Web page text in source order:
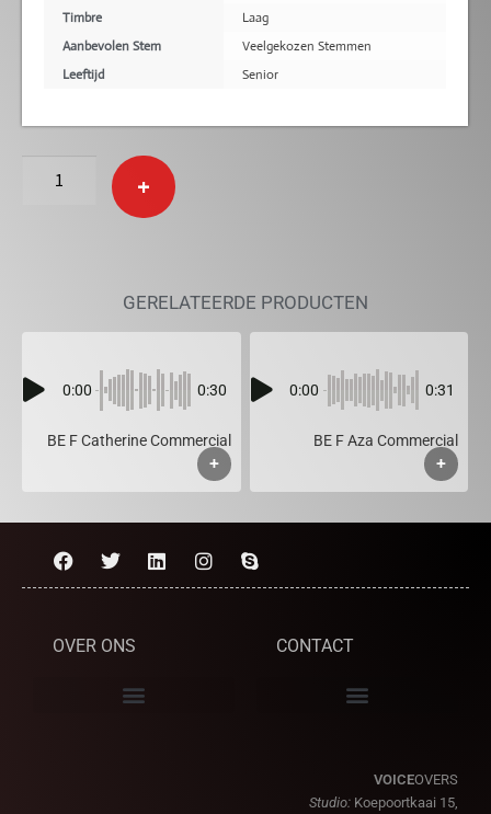
Timbre
Laag
Aanbevolen Stem
Veelgekozen Stemmen
Leeftijd
Senior
+
GERELATEERDE PRODUCTEN
0:00 0:30
BE F Catherine Commercial
+
0:00 0:31
BE F Aza Commercial
+
OVER ONS CONTACT
VOICEOVERS
Studio: Koepoortkaai 15,